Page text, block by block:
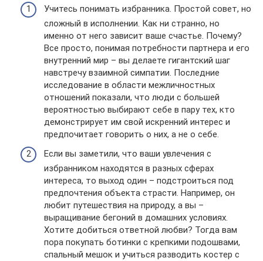
Учитесь понимать избранника. Простой совет, но
сложный в исполнении. Как ни странно, но
именно от него зависит ваше счастье. Почему?
Все просто, понимая потребности партнера и его
внутренний мир – вы делаете гигантский шаг
навстречу взаимной симпатии. Последние
исследование в области межличностных
отношений показали, что люди с большей
вероятностью выбирают себе в пару тех, кто
демонстрирует им свой искренний интерес и
предпочитает говорить о них, а не о себе.
Если вы заметили, что ваши увлечения с
избранником находятся в разных сферах
интереса, то выход один – подстроиться под
предпочтения объекта страсти. Например, он
любит путешествия на природу, а вы –
выращивание бегоний в домашних условиях.
Хотите добиться ответной любви? Тогда вам
пора покупать ботинки с крепкими подошвами,
спальный мешок и учиться разводить костер с